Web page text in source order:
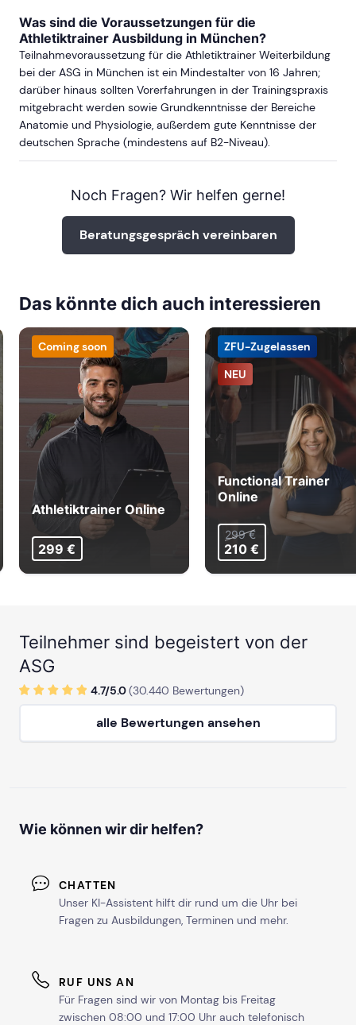
Was sind die Voraussetzungen für die
Athletiktrainer Ausbildung in München?
Teilnahmevoraussetzung für die Athletiktrainer Weiterbildung
bei der ASG in München ist ein Mindestalter von 16 Jahren;
darüber hinaus sollten Vorerfahrungen in der Trainingspraxis
mitgebracht werden sowie Grundkenntnisse der Bereiche
Anatomie und Physiologie, außerdem gute Kenntnisse der
deutschen Sprache (mindestens auf B2-Niveau).
Noch Fragen? Wir helfen gerne!
Beratungsgespräch vereinbaren
Das könnte dich auch interessieren
Coming soon
Athletiktrainer Online
299 €
NEU
ZFU-Zugelassen
Functional Trainer
Online
299 €
210 €
Teilnehmer sind begeistert von der
ASG
4.7/5.0(30.440 Bewertungen)
alle Bewertungen ansehen
Wie können wir dir helfen?
CHATTEN
Unser KI-Assistent hilft dir rund um die Uhr bei
Fragen zu Ausbildungen, Terminen und mehr.
RUF UNS AN
Für Fragen sind wir von Montag bis Freitag
zwischen 08:00 und 17:00 Uhr auch telefonisch